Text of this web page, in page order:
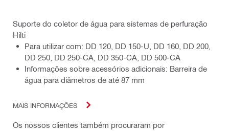
Suporte do coletor de água para sistemas de perfuração
Hilti
Para utilizar com: DD 120, DD 150-U, DD 160, DD 200,
DD 250, DD 250-CA, DD 350-CA, DD 500-CA
Informações sobre acessórios adicionais: Barreira de
água para diâmetros de até 87 mm
MAIS INFORMAÇÕES
Os nossos clientes também procuraram por